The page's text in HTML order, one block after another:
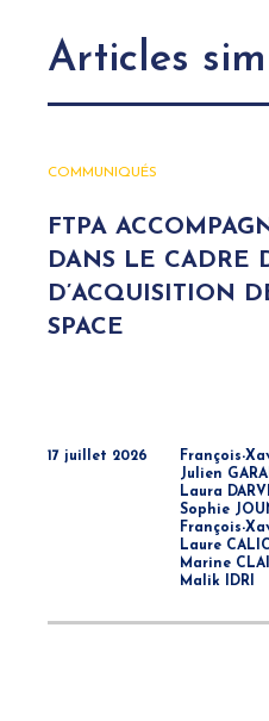
Articles
COMMUNIQUÉS
FTPA
DANS LE CADRE
D’ACQUISITION
SPACE
17 juillet 2026
François-
Julien
Laura
Sophie
François-
Laure
Marine
Malik IDRI